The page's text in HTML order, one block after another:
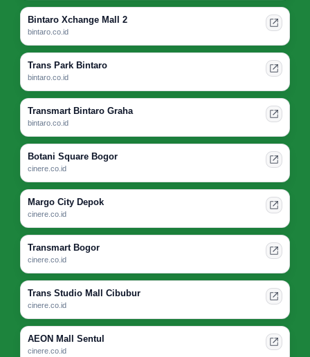
Bintaro Xchange Mall 2
bintaro.co.id
Trans Park Bintaro
bintaro.co.id
Transmart Bintaro Graha
bintaro.co.id
Botani Square Bogor
cinere.co.id
Margo City Depok
cinere.co.id
Transmart Bogor
cinere.co.id
Trans Studio Mall Cibubur
cinere.co.id
AEON Mall Sentul
cinere.co.id